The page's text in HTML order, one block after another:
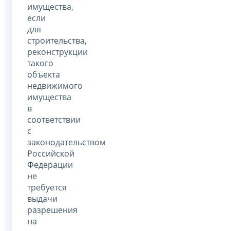
имущества,
если
для
строительства,
реконструкции
такого
объекта
недвижимого
имущества
в
соответствии
с
законодательством
Российской
Федерации
не
требуется
выдачи
разрешения
на